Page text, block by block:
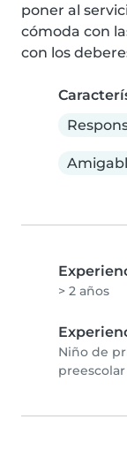
poner al
cómoda con
con los
> 2 años
Niño de
preescolar